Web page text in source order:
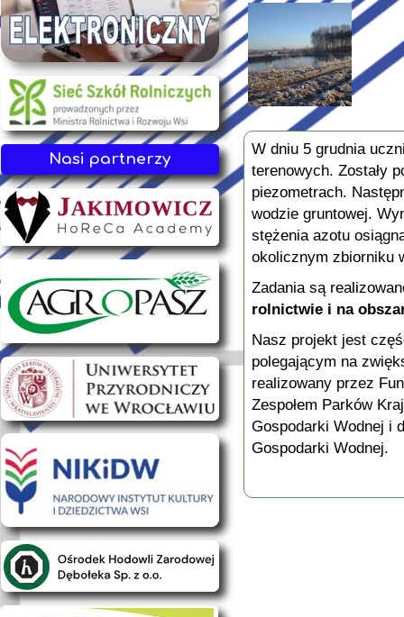
Nasi partnerzy
W dniu 5 grudnia
terenowych. Zostały
piezometrach.
wodzie gruntowej.
stężenia azotu
okolicznym zbiorniku
Zadania są
rolnictwie i na
Nasz projekt jest
polegającym na
realizowany przez
Zespołem Parków
Gospodarki Wodnej i
Gospodarki Wodnej.